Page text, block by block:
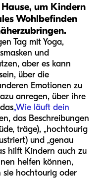
um Kindern
Wohlbefinden
Tag mit Yoga,
und
aber es kann
über die
Emotionen zu
anregen, über ihre
„Wie läuft dein
das Beschreibungen
träge), „hochtourig
und „genau
hilft Kindern auch zu
helfen können,
sie hochtourig oder